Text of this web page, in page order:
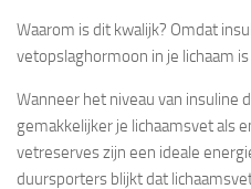
Waarom is dit kwalijk? Omdat
vetopslaghormoon in je lichaam is
Wanneer het niveau van insuline
gemakkelijker je lichaamsvet als
vetreserves zijn een ideale
duursporters blijkt dat